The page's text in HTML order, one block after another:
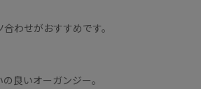
わせがおすすめです。
良いオーガンジー。